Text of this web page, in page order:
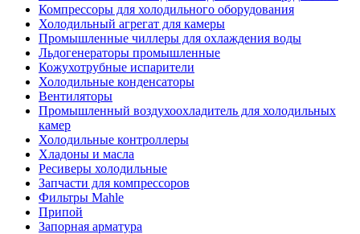
Компрессоры для холодильного оборудования
Холодильный агрегат для камеры
Промышленные чиллеры для охлаждения воды
Льдогенераторы промышленные
Кожухотрубные испарители
Холодильные конденсаторы
Вентиляторы
Промышленный воздухоохладитель для холодильных
камер
Холодильные контроллеры
Хладоны и масла
Ресиверы холодильные
Запчасти для компрессоров
Фильтры Mahle
Припой
Запорная арматура